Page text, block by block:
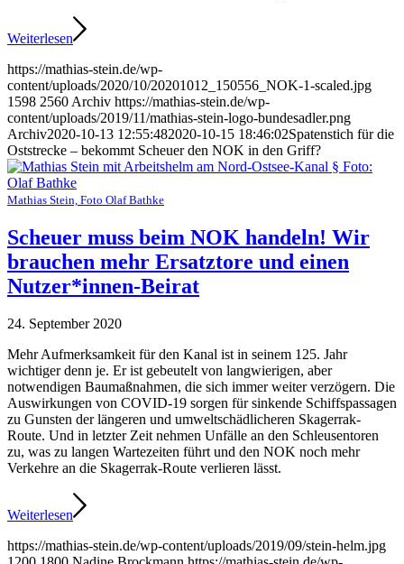
Weiterlesen
https://mathias-stein.de/wp-
content/uploads/2020/10/20201012_150556_NOK-1-scaled.jpg
1598 2560 Archiv https://mathias-stein.de/wp-
content/uploads/2019/11/mathias-stein-logo-bundesadler.png
Archiv2020-10-13 12:55:482020-10-15 18:46:02Spatenstich für die
Oststrecke – bekommt Scheuer den NOK in den Griff?
Mathias Stein, Foto Olaf Bathke
Scheuer muss beim NOK handeln! Wir
brauchen mehr Ersatztore und einen
Nutzer*innen-Beirat
24. September 2020
Mehr Aufmerksamkeit für den Kanal ist in seinem 125. Jahr
wichtiger denn je. Er ist gebeutelt von langwierigen, aber
notwendigen Baumaßnahmen, die sich immer weiter verzögern. Die
Auswirkungen von COVID-19 sorgen für sinkende Schiffspassagen
zu Gunsten der längeren und umweltschädlicheren Skagerrak-
Route. Und in letzter Zeit nehmen Unfälle an den Schleusentoren
zu, was zu langen Wartezeiten führt und den NOK noch mehr
Verkehre an die Skagerrak-Route verlieren lässt.
Weiterlesen
https://mathias-stein.de/wp-content/uploads/2019/09/stein-helm.jpg